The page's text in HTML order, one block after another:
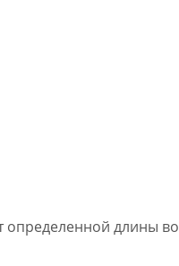
определенной длины